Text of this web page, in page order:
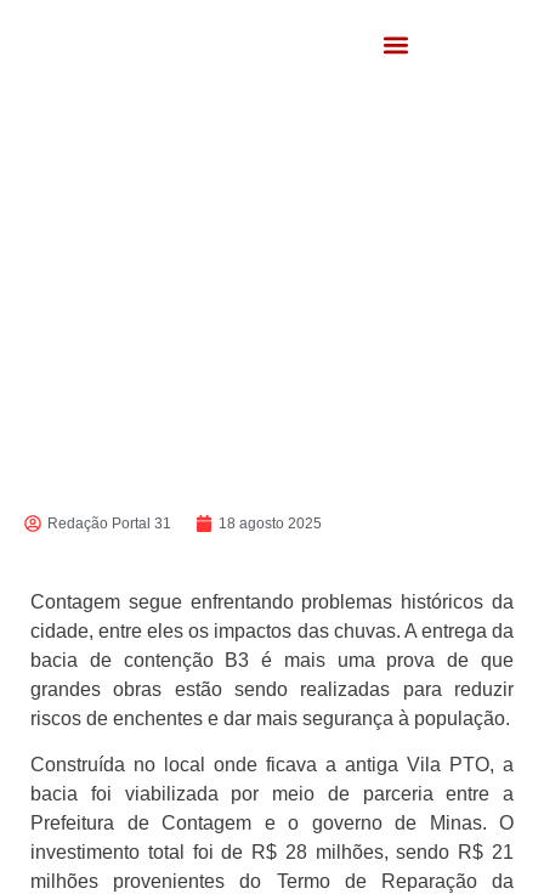
Redação Portal 31 18 agosto 2025
Contagem segue enfrentando problemas históricos da
cidade, entre eles os impactos das chuvas. A entrega da
bacia de contenção B3 é mais uma prova de que
grandes obras estão sendo realizadas para reduzir
riscos de enchentes e dar mais segurança à população.
Construída no local onde ficava a antiga Vila PTO, a
bacia foi viabilizada por meio de parceria entre a
Prefeitura de Contagem e o governo de Minas. O
investimento total foi de R$ 28 milhões, sendo R$ 21
milhões provenientes do Termo de Reparação da